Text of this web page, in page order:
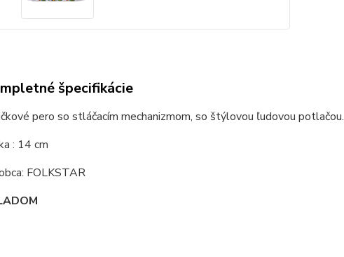
špecifikácie
pero so stláčacím mechanizmom, so štýlovou ľudovou potlačou.
: 14 cm
FOLKSTAR